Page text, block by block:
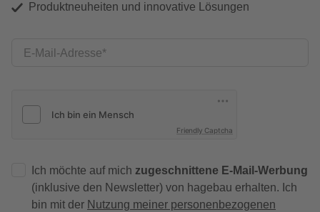
Produktneuheiten und innovative Lösungen
E-Mail-Adresse
Friendly Captcha
Ich möchte auf mich zugeschnittene E-Mail-Werbung
(inklusive den Newsletter) von hagebau erhalten. Ich
bin mit der Nutzung meiner personenbezogenen